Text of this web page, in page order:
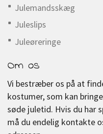
Julemandsskæg
Juleslips
Juleøreringe
Om os
Vi bestræber os på at
kostumer, som kan
søde juletid. Hvis du har
må du endelig kontakte